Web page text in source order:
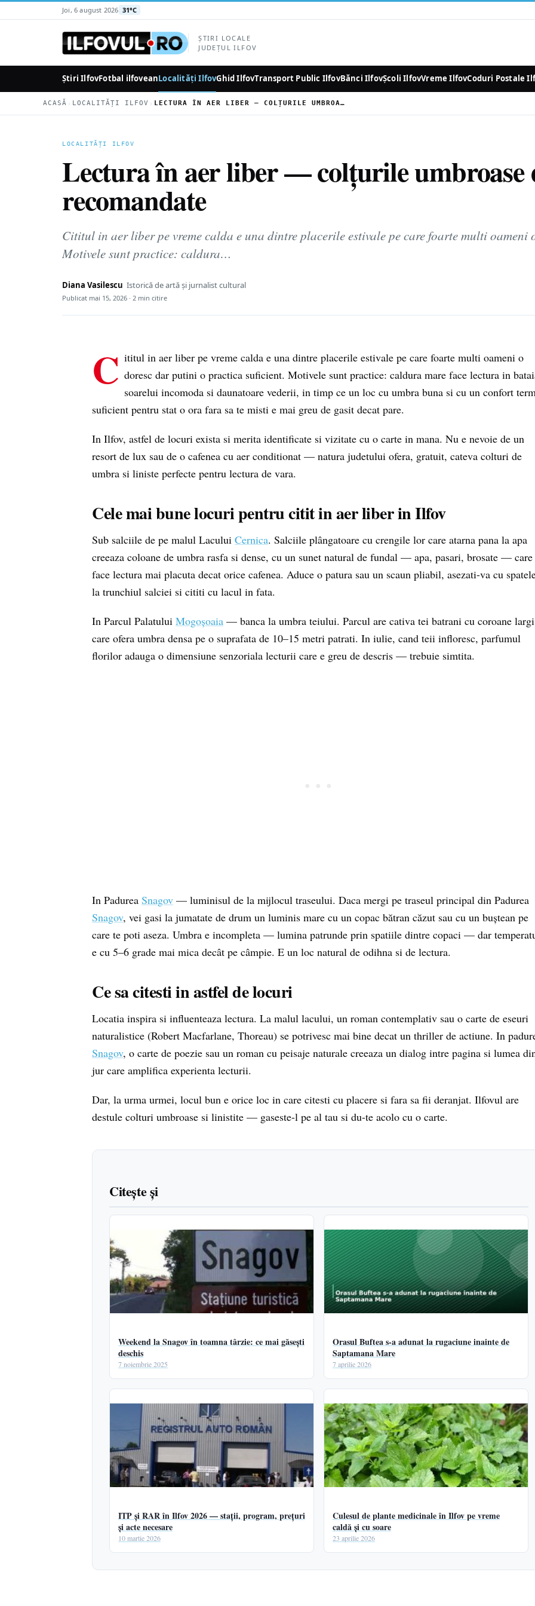
Joi, 6 august 2026 31°C
ȘTIRI LOCALE
JUDEȚUL ILFOV
Știri IlfovFotbal ilfoveanLocalități IlfovGhid IlfovTransport Public IlfovBănci IlfovȘcoli IlfovVreme IlfovCoduri Postale
ACASĂ › LOCALITĂȚI ILFOV › LECTURA ÎN AER LIBER — COLȚURILE UMBROASE DIN ILFOV RECOMANDATE
LOCALITĂȚI ILFOV
Lectura în aer liber — colțurile umbroase
recomandate
Cititul in aer liber pe vreme calda e una dintre placerile estivale pe care foarte multi
Motivele sunt practice: caldura…
Diana Vasilescu Istorică de artă și jurnalist cultural
Publicat mai 15, 2026 · 2 min citire
C ititul in aer liber pe vreme calda e una dintre placerile estivale pe care foarte multi oameni o
doresc dar putini o practica suficient. Motivele sunt practice: caldura mare face lectura in
soarelui incomoda si daunatoare vederii, in timp ce un loc cu umbra buna si cu un confort
suficient pentru stat o ora fara sa te misti e mai greu de gasit decat pare.
In Ilfov, astfel de locuri exista si merita identificate si vizitate cu o carte in mana. Nu e nevoie de un
resort de lux sau de o cafenea cu aer conditionat — natura judetului ofera, gratuit, cateva colturi de
umbra si liniste perfecte pentru lectura de vara.
Cele mai bune locuri pentru citit in aer liber in Ilfov
Sub salciile de pe malul Lacului Cernica. Salciile plângatoare cu crengile lor care atarna pana la apa
creeaza coloane de umbra rasfa si dense, cu un sunet natural de fundal — apa, pasari, brosate — care
face lectura mai placuta decat orice cafenea. Aduce o patura sau un scaun pliabil, asezati-va cu
la trunchiul salciei si cititi cu lacul in fata.
In Parcul Palatului Mogoșoaia — banca la umbra teiului. Parcul are cativa tei batrani cu coroane largi
care ofera umbra densa pe o suprafata de 10–15 metri patrati. In iulie, cand teii infloresc, parfumul
florilor adauga o dimensiune senzoriala lecturii care e greu de descris — trebuie simtita.
In Padurea Snagov — luminisul de la mijlocul traseului. Daca mergi pe traseul principal din Padurea
Snagov, vei gasi la jumatate de drum un luminis mare cu un copac bătran căzut sau cu un buştean pe
care te poti aseza. Umbra e incompleta — lumina patrunde prin spatiile dintre copaci — dar
e cu 5–6 grade mai mica decât pe câmpie. E un loc natural de odihna si de lectura.
Ce sa citesti in astfel de locuri
Locatia inspira si influenteaza lectura. La malul lacului, un roman contemplativ sau o carte de eseuri
naturalistice (Robert Macfarlane, Thoreau) se potrivesc mai bine decat un thriller de actiune. In
Snagov, o carte de poezie sau un roman cu peisaje naturale creeaza un dialog intre pagina si lumea
jur care amplifica experienta lecturii.
Dar, la urma urmei, locul bun e orice loc in care citesti cu placere si fara sa fii deranjat. Ilfovul are
destule colturi umbroase si linistite — gaseste-l pe al tau si du-te acolo cu o carte.
Citește și
Weekend la Snagov în toamna târzie: ce mai găsești
deschis
7 noiembrie 2025
Orasul Buftea s-a adunat la rugaciune inainte de
Saptamana Mare
7 aprilie 2026
ITP și RAR în Ilfov 2026 — stații, program, prețuri
și acte necesare
10 martie 2026
Culesul de plante medicinale în Ilfov pe vreme
caldă și cu soare
23 aprilie 2026